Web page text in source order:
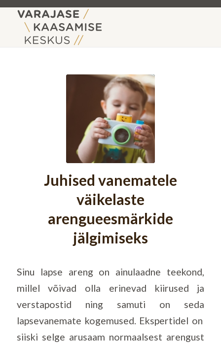
Juhised vanematele
väikelaste
arengueesmärkide
jälgimiseks
Sinu lapse areng on ainulaadne teekond,
millel võivad olla erinevad kiirused ja
verstapostid ning samuti on seda
lapsevanemate kogemused. Ekspertidel on
siiski selge arusaam normaalsest arengust